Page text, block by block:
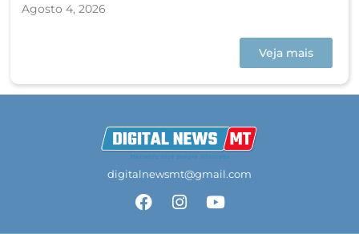
Agosto 4, 2026
Veja mais
digitalnewsmt@gmail.com